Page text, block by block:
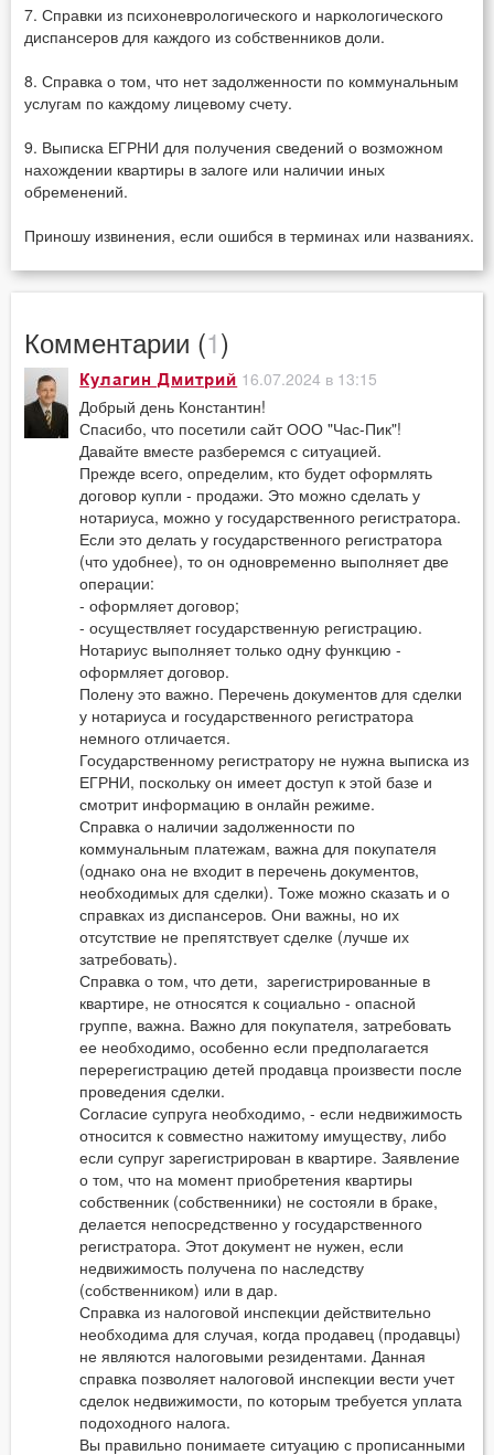
7. Справки из психоневрологического и наркологического
диспансеров для каждого из собственников доли.
8. Справка о том, что нет задолженности по коммунальным
услугам по каждому лицевому счету.
9. Выписка ЕГРНИ для получения сведений о возможном
нахождении квартиры в залоге или наличии иных
обременений.
Приношу извинения, если ошибся в терминах или названиях.
Комментарии (1)
Кулагин Дмитрий 16.07.2024 в 13:15
Добрый день Константин!
Спасибо, что посетили сайт ООО "Час-Пик"!
Давайте вместе разберемся с ситуацией.
Прежде всего, определим, кто будет оформлять
договор купли - продажи. Это можно сделать у
нотариуса, можно у государственного регистратора.
Если это делать у государственного регистратора
(что удобнее), то он одновременно выполняет две
операции:
- оформляет договор;
- осуществляет государственную регистрацию.
Нотариус выполняет только одну функцию -
оформляет договор.
Полену это важно. Перечень документов для сделки
у нотариуса и государственного регистратора
немного отличается.
Государственному регистратору не нужна выписка из
ЕГРНИ, поскольку он имеет доступ к этой базе и
смотрит информацию в онлайн режиме.
Справка о наличии задолженности по
коммунальным платежам, важна для покупателя
(однако она не входит в перечень документов,
необходимых для сделки). Тоже можно сказать и о
справках из диспансеров. Они важны, но их
отсутствие не препятствует сделке (лучше их
затребовать).
Справка о том, что дети, зарегистрированные в
квартире, не относятся к социально - опасной
группе, важна. Важно для покупателя, затребовать
ее необходимо, особенно если предполагается
перерегистрацию детей продавца произвести после
проведения сделки.
Согласие супруга необходимо, - если недвижимость
относится к совместно нажитому имуществу, либо
если супруг зарегистрирован в квартире. Заявление
о том, что на момент приобретения квартиры
собственник (собственники) не состояли в браке,
делается непосредственно у государственного
регистратора. Этот документ не нужен, если
недвижимость получена по наследству
(собственником) или в дар.
Справка из налоговой инспекции действительно
необходима для случая, когда продавец (продавцы)
не являются налоговыми резидентами. Данная
справка позволяет налоговой инспекции вести учет
сделок недвижимости, по которым требуется уплата
подоходного налога.
Вы правильно понимаете ситуацию с прописанными